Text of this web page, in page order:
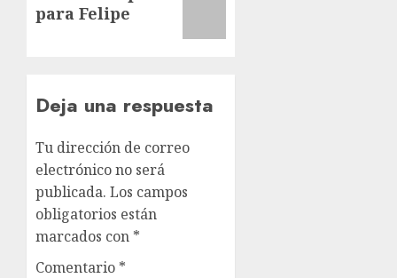
para Felipe
Deja una respuesta
Tu dirección de correo
electrónico no será
publicada. Los campos
obligatorios están
marcados con *
Comentario *